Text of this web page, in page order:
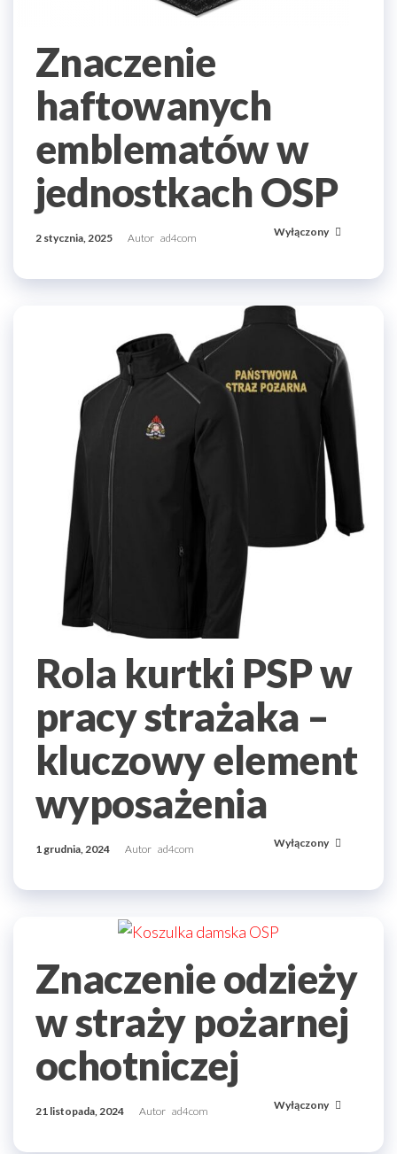
Znaczenie
haftowanych
emblematów w
jednostkach OSP
2 stycznia, 2025 Autor ad4com Wyłączony
Rola kurtki PSP w
pracy strażaka –
kluczowy element
wyposażenia
1 grudnia, 2024 Autor ad4com Wyłączony
Znaczenie odzieży
w straży pożarnej
ochotniczej
21 listopada, 2024 Autor ad4com Wyłączony